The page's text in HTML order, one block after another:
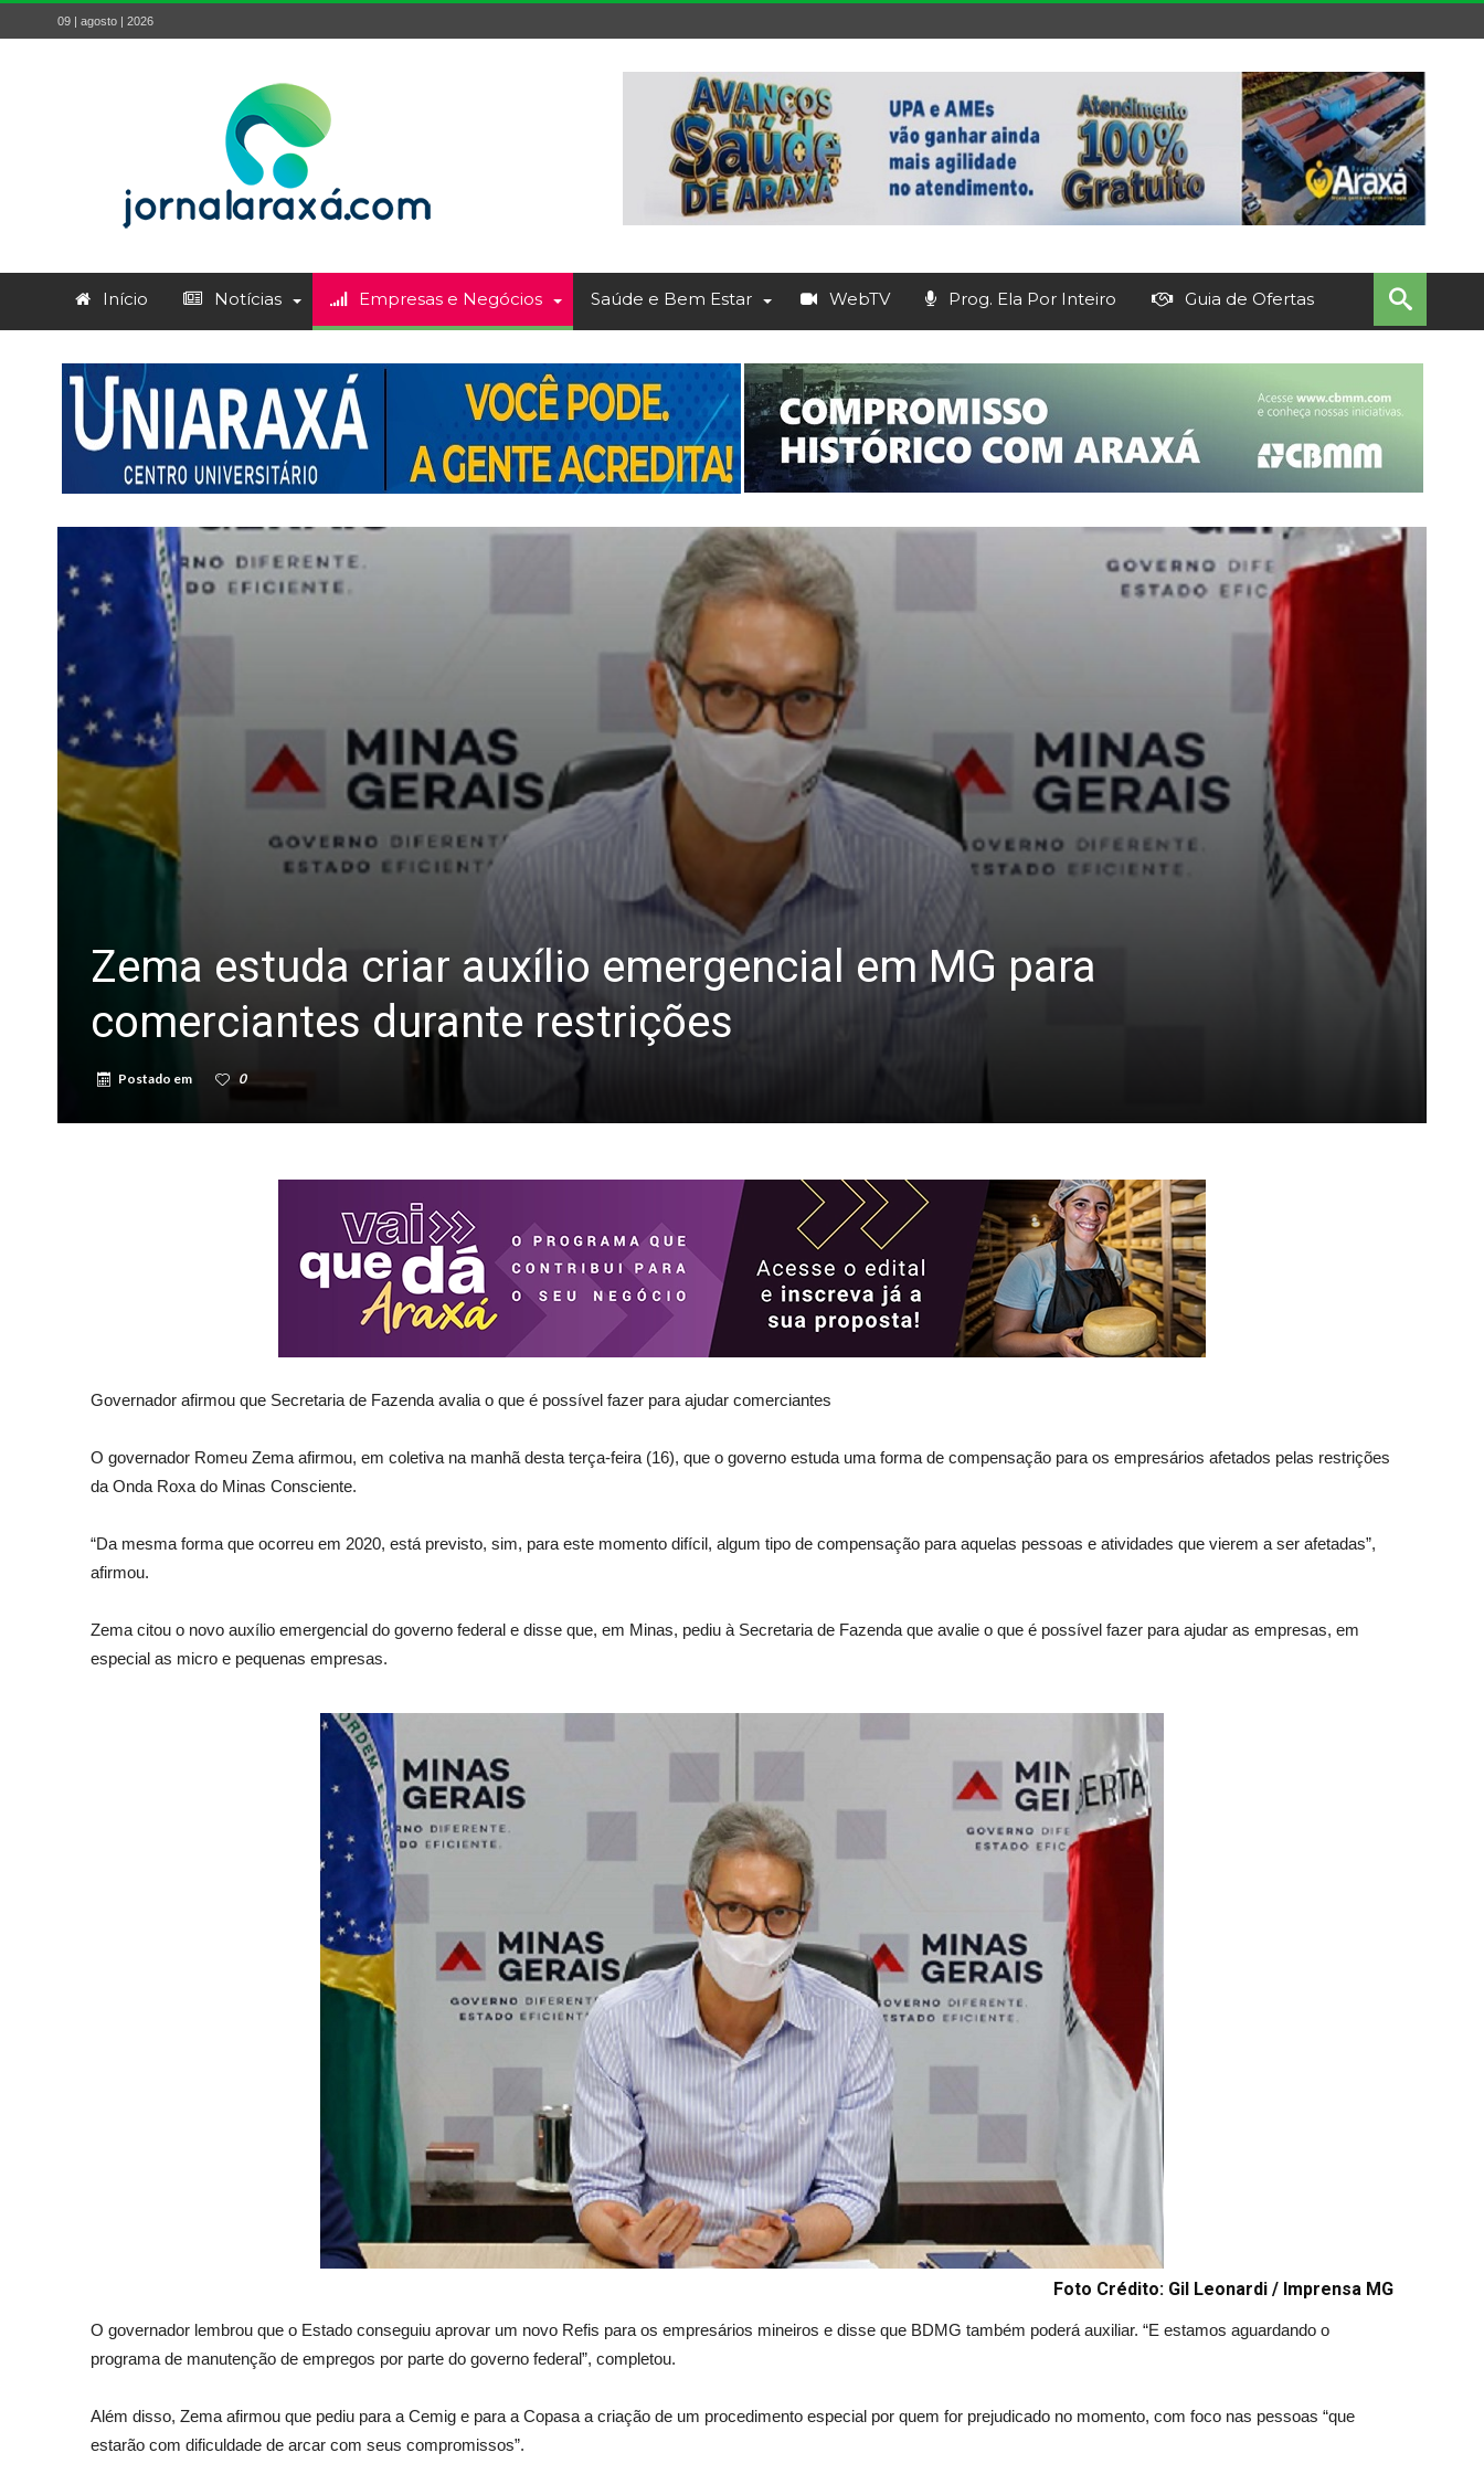
09 | agosto | 2026
Início Notícias Empresas e Negócios Saúde e Bem Estar WebTV Prog. Ela Por Inteiro Guia de Ofertas
Zema estuda criar auxílio emergencial em MG para
comerciantes durante restrições
Postado em 0
Governador afirmou que Secretaria de Fazenda avalia o que é possível fazer para ajudar comerciantes
O governador Romeu Zema afirmou, em coletiva na manhã desta terça-feira (16), que o governo estuda uma forma de compensação para os empresários afetados pelas restrições
da Onda Roxa do Minas Consciente.
“Da mesma forma que ocorreu em 2020, está previsto, sim, para este momento difícil, algum tipo de compensação para aquelas pessoas e atividades que vierem a ser afetadas”,
afirmou.
Zema citou o novo auxílio emergencial do governo federal e disse que, em Minas, pediu à Secretaria de Fazenda que avalie o que é possível fazer para ajudar as empresas, em
especial as micro e pequenas empresas.
Foto Crédito: Gil Leonardi / Imprensa MG
O governador lembrou que o Estado conseguiu aprovar um novo Refis para os empresários mineiros e disse que BDMG também poderá auxiliar. “E estamos aguardando o
programa de manutenção de empregos por parte do governo federal”, completou.
Além disso, Zema afirmou que pediu para a Cemig e para a Copasa a criação de um procedimento especial por quem for prejudicado no momento, com foco nas pessoas “que
estarão com dificuldade de arcar com seus compromissos”.